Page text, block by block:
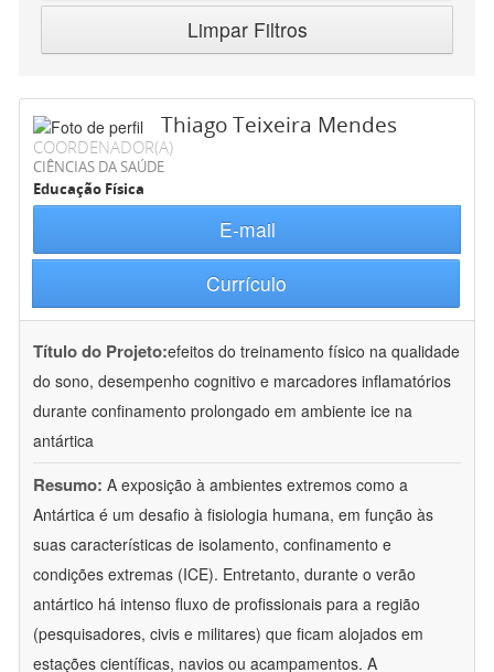
Limpar Filtros
Thiago Teixeira Mendes
COORDENADOR(A)
CIÊNCIAS DA SAÚDE
Educação Física
E-mail
Currículo
Título do Projeto:efeitos do treinamento físico na qualidade
do sono, desempenho cognitivo e marcadores inflamatórios
durante confinamento prolongado em ambiente ice na
antártica
Resumo: A exposição à ambientes extremos como a
Antártica é um desafio à fisiologia humana, em função às
suas características de isolamento, confinamento e
condições extremas (ICE). Entretanto, durante o verão
antártico há intenso fluxo de profissionais para a região
(pesquisadores, civis e militares) que ficam alojados em
estações científicas, navios ou acampamentos. A